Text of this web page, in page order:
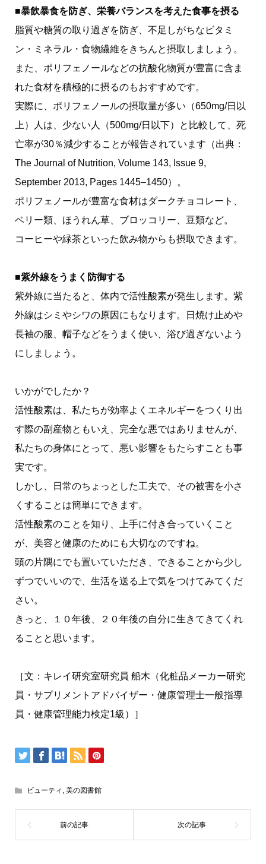
■暴飲暴食を防ぎ、栄養バランスを考えた食事を摂る
脂質や糖質の取り過ぎを防ぎ、不足しがちなビタミ
ン・ミネラル・食物繊維をきちんと摂取しましょう。
また、ポリフェノールなどの抗酸化物質が豊富に含ま
れた食材を積極的に摂るのもおすすめです。
実際に、ポリフェノールの摂取量が多い（650mg/日以
上）人は、少ない人（500mg/日以下）と比較して、死
亡率が30％減少することが報告されています（出典：
The Journal of Nutrition, Volume 143, Issue 9,
September 2013, Pages 1445–1450）。
ポリフェノールが豊富な食材はダークチョコレート、
ベリー類、ほうれん草、ブロッコリー、豆類など。
コーヒーや緑茶といった飲み物からも摂取できます。
■紫外線をうまく防御する
紫外線に当たると、体内で活性酸素が発生します。紫
外線はシミやシワの原因にもなります。日焼け止めや
長袖の服、帽子などをうまく使い、浴び過ぎないよう
にしましょう。
いかがでしたか？
活性酸素は、私たちが効率よくエネルギーをつくり出
す際の副産物ともいえ、完全な悪ではありませんが、
私たちの身体にとって、悪い影響をもたらすことも事
実です。
しかし、日常のちょっとした工夫で、その被害を小さ
くすることは簡単にできます。
活性酸素のことを知り、上手に付き合っていくこと
が、美容と健康のためにも大切なのですね。
頭の片隅にでも置いていただき、できることから少し
ずつでいいので、生活を送る上で気をつけてみてくだ
さい。
きっと、１０年後、２０年後の自分に生きてきてくれ
ることと思います。
［文：キレイ研究室研究員 船木（化粧品メーカー研究
員・サプリメントアドバイザー・健康管理士一般指導
員・健康管理能力検定1級）］
ビューティ , 美の図書館